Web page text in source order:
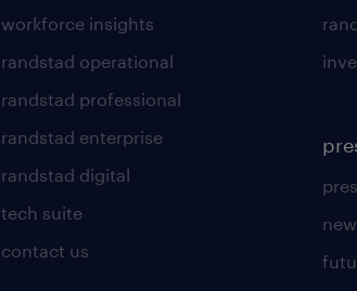
workforce insights
randstad operational
randstad professional
randstad enterprise
randstad digital
tech suite
contact us